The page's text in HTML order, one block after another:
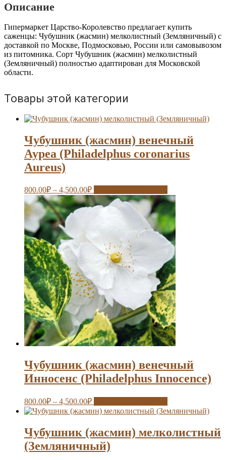
(Земляничный)
Описание
Гипермаркет Царство-Королевство предлагает купить
саженцы: Чубушник (жасмин) мелколистный (Земляничный) с
доставкой по Москве, Подмосковью, России или самовывозом
из питомника. Сорт Чубушник (жасмин) мелколистный
(Земляничный) полностью адаптирован для Московской
области.
Товары этой категории
Чубушник (жасмин) венечный
Ауреа (Philadelphus coronarius
Aureus)
800.00₽ – 4,500.00₽
Чубушник (жасмин) венечный
Инносенс (Philadelphus Innocence)
800.00₽ – 4,500.00₽
Чубушник (жасмин) мелколистный
(Земляничный)